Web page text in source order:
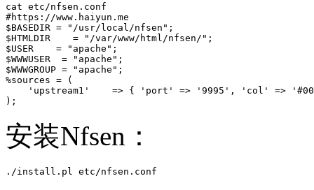
cat etc/nfsen.conf
#https://www.haiyun.me
$BASEDIR = "/usr/local/nfsen";
$HTMLDIR    = "/var/www/html/nfsen/";
$USER    = "apache";
$WWWUSER  = "apache";
$WWWGROUP = "apache";
%sources = (
'upstream1'    => { 'port' => '9995', 'col' =>
);
安装Nfsen：
./install.pl etc/nfsen.conf